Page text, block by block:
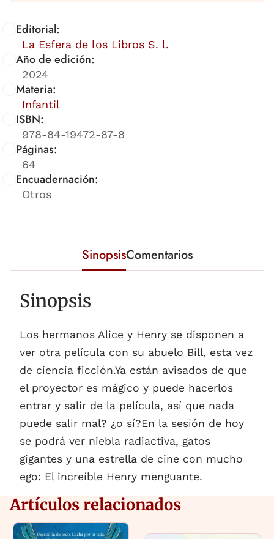
Editorial:
La Esfera de los Libros S. l.
Año de edición:
2024
Materia:
Infantil
ISBN:
978-84-19472-87-8
Páginas:
64
Encuadernación:
Otros
SinopsisComentarios
Sinopsis
Los hermanos Alice y Henry se disponen a
ver otra película con su abuelo Bill, esta vez
de ciencia ficción.Ya están avisados de que
el proyector es mágico y puede hacerlos
entrar y salir de la película, así que nada
puede salir mal? ¿o sí?En la sesión de hoy
se podrá ver niebla radiactiva, gatos
gigantes y una estrella de cine con mucho
ego: El increíble Henry menguante.
Artículos relacionados